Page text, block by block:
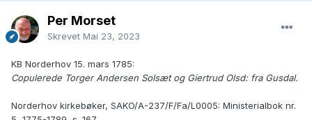
Per Morset
Skrevet Mai 23, 2023
KB Norderhov 15. mars 1785:
Copulerede Torger Andersen Solsæt og Giertrud Olsd: fra Gusdal.
Norderhov kirkebøker, SAKO/A-237/F/Fa/L0005: Ministerialbok nr.